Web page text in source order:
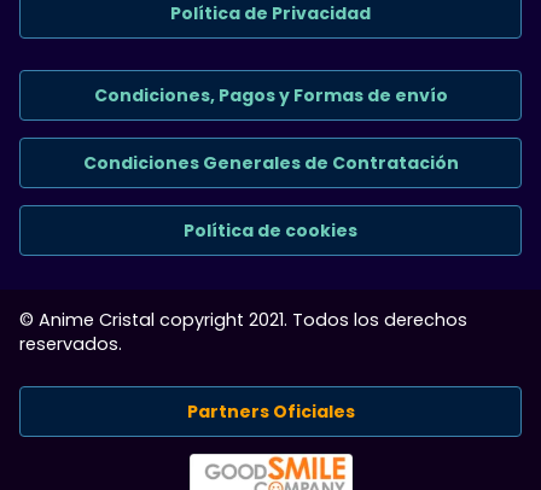
Política de Privacidad
Condiciones, Pagos y Formas de envío
Condiciones Generales de Contratación
Política de cookies
© Anime Cristal copyright 2021. Todos los derechos
reservados.
Partners Oficiales